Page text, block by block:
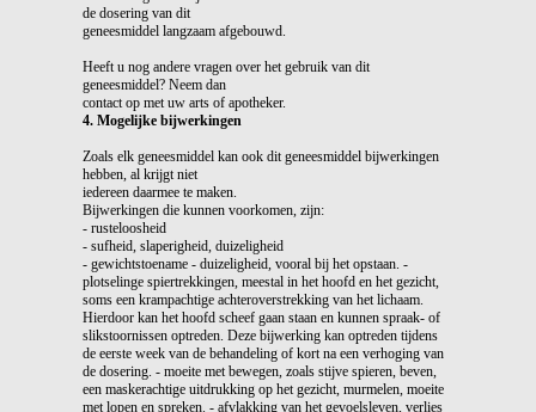
de dosering van dit
geneesmiddel langzaam afgebouwd.
Heeft u nog andere vragen over het gebruik van dit
geneesmiddel? Neem dan
contact op met uw arts of apotheker.
4. Mogelijke bijwerkingen
Zoals elk geneesmiddel kan ook dit geneesmiddel bijwerkingen
hebben, al krijgt niet
iedereen daarmee te maken.
Bijwerkingen die kunnen voorkomen, zijn:
- rusteloosheid
- sufheid, slaperigheid, duizeligheid
- gewichtstoename - duizeligheid, vooral bij het opstaan. -
plotselinge spiertrekkingen, meestal in het hoofd en het gezicht,
soms een krampachtige achteroverstrekking van het lichaam.
Hierdoor kan het hoofd scheef gaan staan en kunnen spraak- of
slikstoornissen optreden. Deze bijwerking kan optreden tijdens
de eerste week van de behandeling of kort na een verhoging van
de dosering. - moeite met bewegen, zoals stijve spieren, beven,
een maskerachtige uitdrukking op het gezicht, murmelen, moeite
met lopen en spreken. - afvlakking van het gevoelsleven, verlies